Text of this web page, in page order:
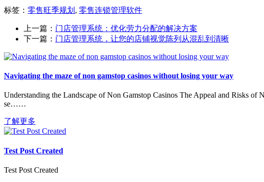
标签： 零售旺季规划 , 零售连锁管理软件
上一篇： 门店管理系统：优化劳力分配的解决方案
下一篇： 门店管理系统，让您的店铺视觉陈列从混乱到清晰
Navigating the maze of non gamstop casinos without losing your way
Understanding the Landscape of Non Gamstop Casinos The Appeal and Risks
se……
了解更多
Test Post Created
Test Post Created